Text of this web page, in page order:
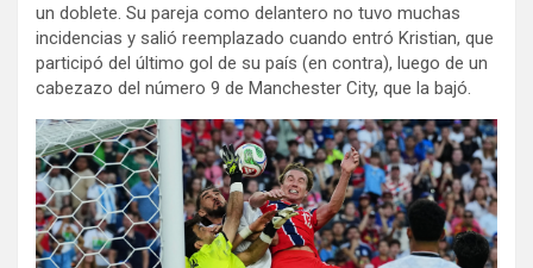
un doblete. Su pareja como delantero no tuvo muchas
incidencias y salió reemplazado cuando entró Kristian, que
participó del último gol de su país (en contra), luego de un
cabezazo del número 9 de Manchester City, que la bajó.